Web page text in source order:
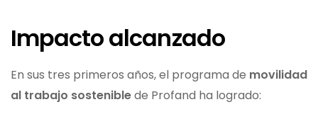
Impacto alcanzado
En sus tres primeros años, el programa de movilidad
al trabajo sosteniblede Profand ha logrado: